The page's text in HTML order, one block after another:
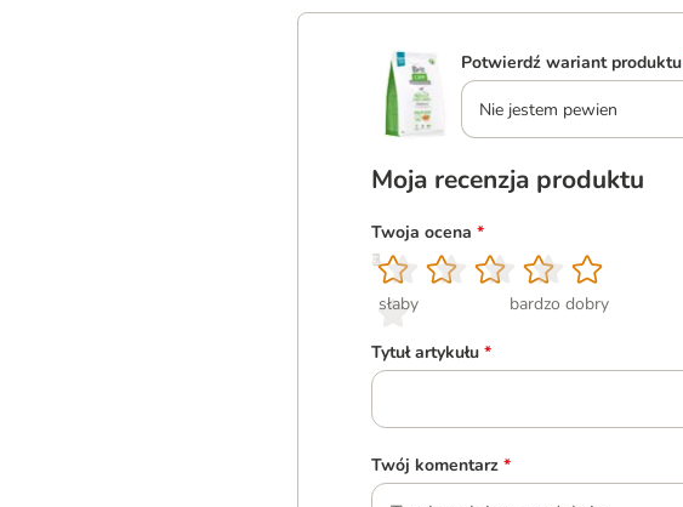
Potwierdź wariant produktu
Nie jestem pewien
Moja recenzja produktu
Twoja ocena *
1
słaby
2
3
4
5
bardzo dobry
Tytuł artykułu *
Twój komentarz *